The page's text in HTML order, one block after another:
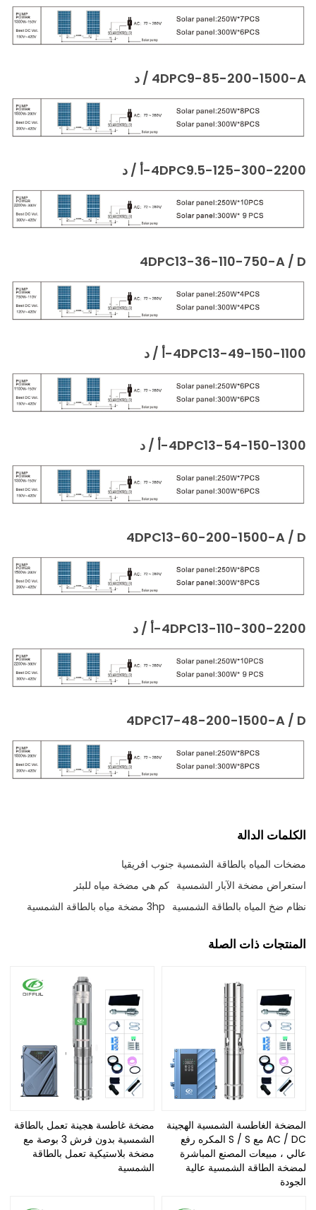
4DPC9-85-200-1500-A / د
4DPC9.5-125-300-2200-أ / د
4DPC13-36-110-750-A / D
4DPC13-49-150-1100-أ / د
4DPC13-54-150-1300-أ / د
4DPC13-60-200-1500-A / D
4DPC13-110-300-2200-أ / د
4DPC17-48-200-1500-A / D
الكلمات الدالة
مضخات المياه بالطاقة الشمسية جنوب افريقيا
استعراض مضخة الآبار الشمسية كم هي مضخة مياه للبئر
نظام ضخ المياه بالطاقة الشمسية 3hp مضخة مياه بالطاقة الشمسية
المنتجات ذات الصلة
المضخة الغاطسة الشمسية الهجينة
AC / DC مع S / S المكره رفع
عالي ، مبيعات المصنع المباشرة
لمضخة الطاقة الشمسية عالية
الجودة
مضخة غاطسة هجينة تعمل بالطاقة
الشمسية بدون فرش 3 بوصة مع
مضخة بلاستيكية تعمل بالطاقة
الشمسية